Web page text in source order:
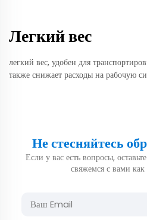
Легкий вес
легкий вес, удобен для
также снижает расходы на рабочую
Не стесняйтесь
Если у вас есть вопросы,
свяжемся с вами